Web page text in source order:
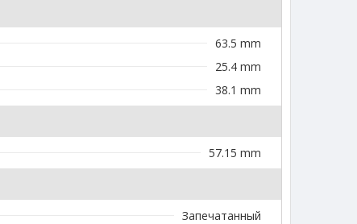
63.5 mm
25.4 mm
38.1 mm
57.15 mm
Запечатанный